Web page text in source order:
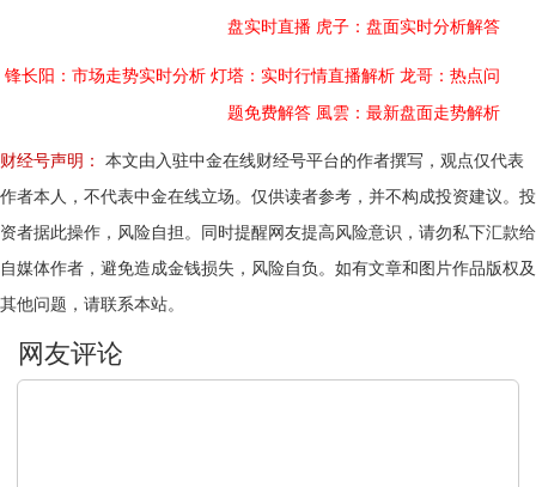
盘实时直播 虎子：盘面实时分析解答
锋长阳：市场走势实时分析 灯塔：实时行情直播解析 龙哥：热点问
题免费解答 風雲：最新盘面走势解析
财经号声明：
本文由入驻中金在线财经号平台的作者撰写，观点仅代表
作者本人，不代表中金在线立场。仅供读者参考，并不构成投资建议。投
资者据此操作，风险自担。同时提醒网友提高风险意识，请勿私下汇款给
自媒体作者，避免造成金钱损失，风险自负。如有文章和图片作品版权及
其他问题，请联系本站。